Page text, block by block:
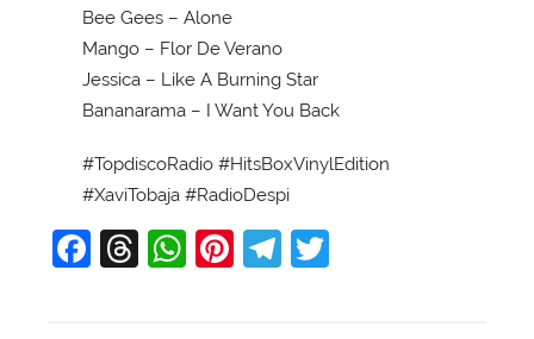
Bee Gees – Alone
Mango – Flor De Verano
Jessica – Like A Burning Star
Bananarama – I Want You Back
#TopdiscoRadio #HitsBoxVinylEdition
#XaviTobaja #RadioDespi
F
T
W Pi T